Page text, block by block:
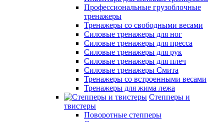
Профессиональные грузоблочные
тренажеры
Тренажеры со свободными весами
Силовые тренажеры для ног
Силовые тренажеры для пресса
Силовые тренажеры для рук
Силовые тренажеры для плеч
Силовые тренажеры Смита
Тренажеры со встроенными весами
Тренажеры для жима лежа
Степперы и
твистеры
Поворотные степперы